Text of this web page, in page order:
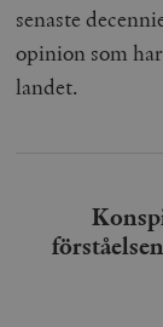
senaste
opinion som
landet.